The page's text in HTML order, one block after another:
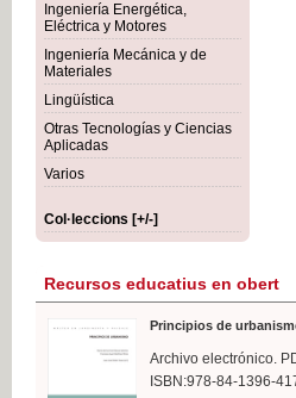
Ingeniería Energética,
Eléctrica y Motores
Ingeniería Mecánica y de
Materiales
Lingüística
Otras Tecnologías y Ciencias
Aplicadas
Varios
Col·leccions [+/-]
Recursos educatius en obert
Principios de
Archivo electrónico.
ISBN:978-84-1396-